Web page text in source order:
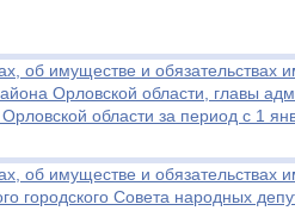
об имуществе и обязательствах
Орловской области, главы
области за период с 1
об имуществе и обязательствах
городского Совета народных